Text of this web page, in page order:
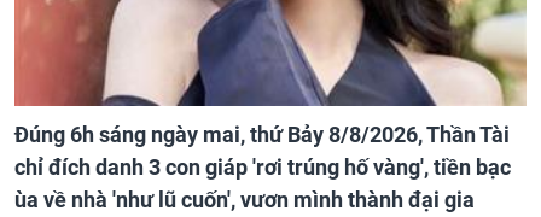
Đúng 6h sáng ngày mai, thứ Bảy 8/8/2026, Thần Tài
chỉ đích danh 3 con giáp 'rơi trúng hố vàng', tiền bạc
ùa về nhà 'như lũ cuốn', vươn mình thành đại gia